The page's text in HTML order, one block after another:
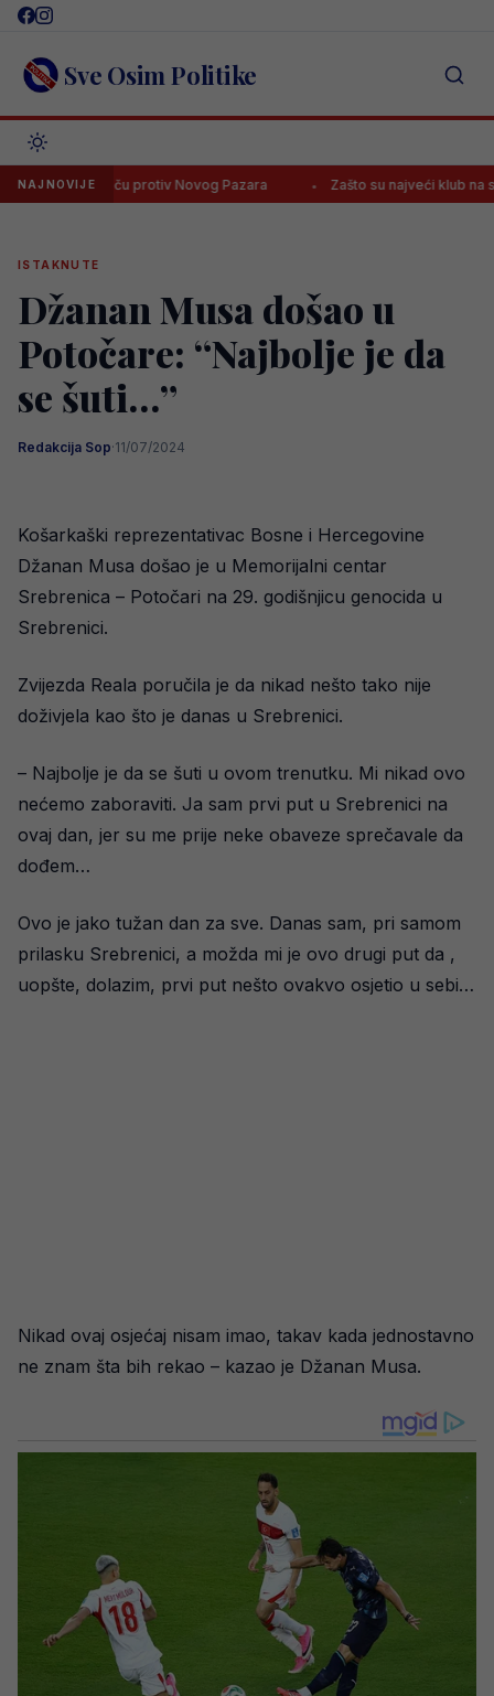
Skip
content Sve Osim Politike
NAJNOVIJE
na meču protiv Novog Pazara Zašto su najveći klub na svijetu?
ISTAKNUTE
Džanan Musa došao u
Potočare: “Najbolje je da
se šuti…”
Redakcija Sop·11/07/2024
Košarkaški reprezentativac Bosne i Hercegovine
Džanan Musa došao je u Memorijalni centar
Srebrenica – Potočari na 29. godišnjicu genocida u
Srebrenici.
Zvijezda Reala poručila je da nikad nešto tako nije
doživjela kao što je danas u Srebrenici.
– Najbolje je da se šuti u ovom trenutku. Mi nikad ovo
nećemo zaboraviti. Ja sam prvi put u Srebrenici na
ovaj dan, jer su me prije neke obaveze sprečavale da
dođem…
Ovo je jako tužan dan za sve. Danas sam, pri samom
prilasku Srebrenici, a možda mi je ovo drugi put da ,
uopšte, dolazim, prvi put nešto ovakvo osjetio u sebi…
Nikad ovaj osjećaj nisam imao, takav kada jednostavno
ne znam šta bih rekao – kazao je Džanan Musa.